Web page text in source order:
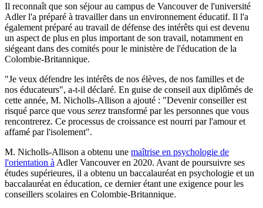
Il reconnaît que son séjour au campus de Vancouver de l'université
Adler l'a préparé à travailler dans un environnement éducatif. Il l'a
également préparé au travail de défense des intérêts qui est devenu
un aspect de plus en plus important de son travail, notamment en
siégeant dans des comités pour le ministère de l'éducation de la
Colombie-Britannique.
"Je veux défendre les intérêts de nos élèves, de nos familles et de
nos éducateurs", a-t-il déclaré. En guise de conseil aux diplômés de
cette année, M. Nicholls-Allison a ajouté : "Devenir conseiller est
risqué parce que vous serez transformé par les personnes que vous
rencontrerez. Ce processus de croissance est nourri par l'amour et
affamé par l'isolement".
M. Nicholls-Allison a obtenu une maîtrise en psychologie de
l'orientation à Adler Vancouver en 2020. Avant de poursuivre ses
études supérieures, il a obtenu un baccalauréat en psychologie et un
baccalauréat en éducation, ce dernier étant une exigence pour les
conseillers scolaires en Colombie-Britannique.